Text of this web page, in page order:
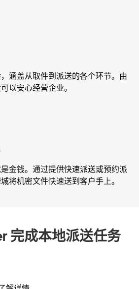
涵盖从取件到派送的各个环节。由
以安心经营企业。
金钱。通过提供快速派送或预约派
将机密文件快速送到客户手上。
完成本地派送任务